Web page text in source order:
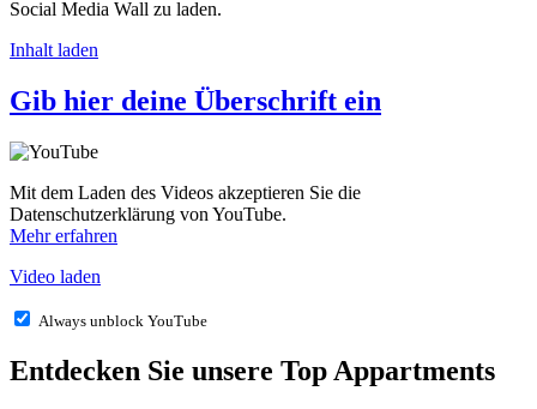
Social Media Wall zu laden.
Inhalt laden
Gib hier deine Überschrift ein
Mit dem Laden des Videos akzeptieren Sie die
Datenschutzerklärung von YouTube.
Mehr erfahren
Video laden
Always unblock YouTube
Entdecken Sie unsere Top Appartments